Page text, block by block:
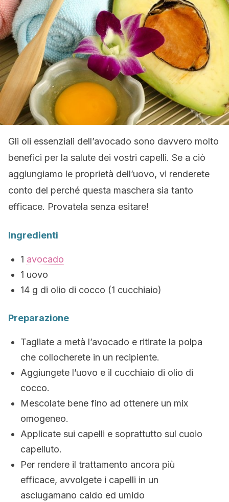
Gli oli essenziali dell’avocado sono davvero molto
benefici per la salute dei vostri capelli. Se a ciò
aggiungiamo le proprietà dell’uovo, vi renderete
conto del perché questa maschera sia tanto
efficace. Provatela senza esitare!
Ingredienti
1 avocado
1 uovo
14 g di olio di cocco (1 cucchiaio)
Preparazione
Tagliate a metà l’avocado e ritirate la polpa
che collocherete in un recipiente.
Aggiungete l’uovo e il cucchiaio di olio di
cocco.
Mescolate bene fino ad ottenere un mix
omogeneo.
Applicate sui capelli e soprattutto sul cuoio
capelluto.
Per rendere il trattamento ancora più
efficace, avvolgete i capelli in un
asciugamano caldo ed umido